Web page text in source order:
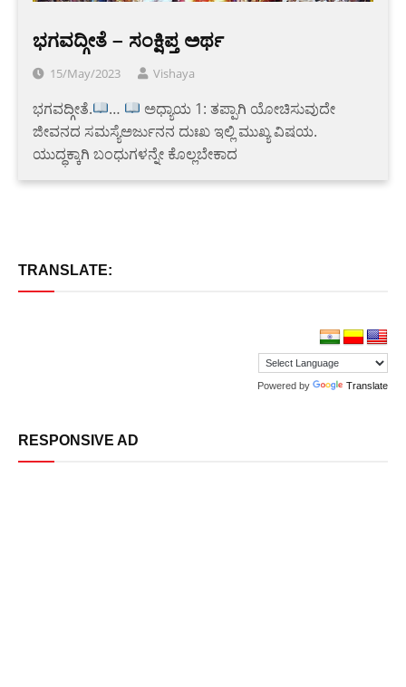
ಭಗವದ್ಗೀತೆ – ಸಂಕ್ಷಿಪ್ತ ಅರ್ಥ
15/May/2023 Vishaya
ಭಗವದ್ಗೀತೆ. …
ಅಧ್ಯಾಯ 1: ತಪ್ಪಾಗಿ ಯೋಚಿಸುವುದೇ
ಜೀವನದ ಸಮಸ್ಯೆಅರ್ಜುನನ ದುಃಖ ಇಲ್ಲಿ ಮುಖ್ಯ ವಿಷಯ.
ಯುದ್ಧಕ್ಕಾಗಿ ಬಂಧುಗಳನ್ನೇ ಕೊಲ್ಲಬೇಕಾದ
TRANSLATE:
Powered by Translate
RESPONSIVE AD